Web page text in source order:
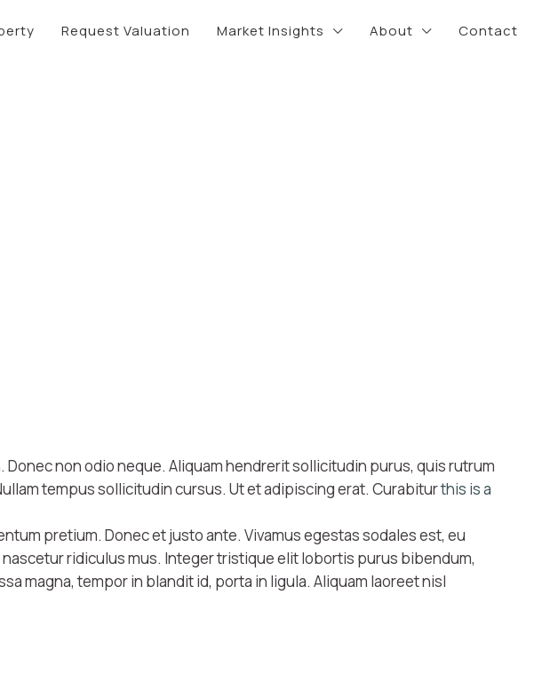
Request Valuation Market Insights About Contact
non odio neque. Aliquam hendrerit sollicitudin purus, quis rutrum
tempus sollicitudin cursus. Ut et adipiscing erat. Curabiturthis is a
pretium. Donec et justo ante. Vivamus egestas sodales est, eu
ridiculus mus. Integer tristique elit lobortis purus bibendum,
magna, tempor in blandit id, porta in ligula. Aliquam laoreet nisl